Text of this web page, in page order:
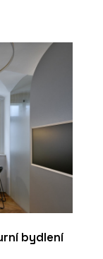
bydlení